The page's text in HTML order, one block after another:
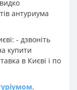
антуриума
- дзвоніть
купити
в Києві і по
.